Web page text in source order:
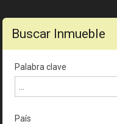
Buscar Inmueble
Palabra clave
País